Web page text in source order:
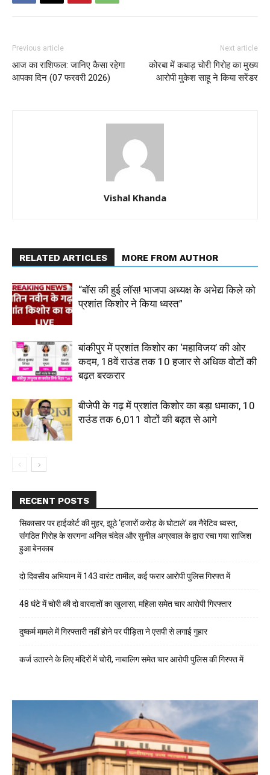
Previous article
आज का राशिफल: जानिए कैसा रहेगा
आपका दिन (07 फरवरी 2026)
Next article
कोरबा में कबाड़ चोरी गिरोह का मुख्य
आरोपी मुकेश साहू ने किया सरेंडर
Vishal Khanda
RELATED ARTICLES MORE FROM AUTHOR
“बॉस की हुई लॉस! भाजपा अध्यक्ष के अभेद्य किले को
प्रशांत किशोर ने किया ध्वस्त”
बांकीपुर में प्रशांत किशोर का ‘महाविजय’ की ओर
कदम, 18वें राउंड तक 10 हजार से अधिक वोटों की
बढ़त बरकरार
बीजेपी के गढ़ में प्रशांत किशोर का बड़ा धमाका, 10
राउंड तक 6,011 वोटों की बढ़त से आगे
RECENT POSTS
सिकासार पर हाईकोर्ट की मुहर, झूठे ‘हजारों करोड़ के घोटाले’ का नैरेटिव ध्वस्त,
संगठित गिरोह के सरगना अनिल चंदेल और सुनील अग्रवाल के द्वारा रचा गया साजिश
हुआ बेनकाब
दो दिवसीय अभियान में 143 वारंट तामील, कई फरार आरोपी पुलिस गिरफ्त में
48 घंटे में चोरी की दो वारदातों का खुलासा, महिला समेत चार आरोपी गिरफ्तार
दुष्कर्म मामले में गिरफ्तारी नहीं होने पर पीड़िता ने एसपी से लगाई गुहार
कर्ज उतारने के लिए मंदिरों में चोरी, नाबालिग समेत चार आरोपी पुलिस की गिरफ्त में